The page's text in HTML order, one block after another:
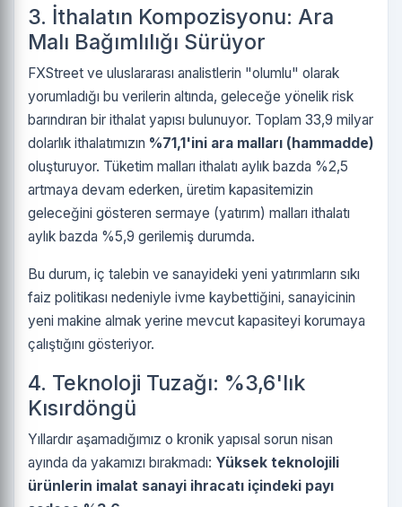
3. İthalatın Kompozisyonu: Ara
Malı Bağımlılığı Sürüyor
FXStreet ve uluslararası analistlerin "olumlu" olarak
yorumladığı bu verilerin altında, geleceğe yönelik risk
barındıran bir ithalat yapısı bulunuyor. Toplam 33,9 milyar
dolarlık ithalatımızın %71,1'ini ara malları (hammadde)
oluşturuyor. Tüketim malları ithalatı aylık bazda %2,5
artmaya devam ederken, üretim kapasitemizin
geleceğini gösteren sermaye (yatırım) malları ithalatı
aylık bazda %5,9 gerilemiş durumda.
Bu durum, iç talebin ve sanayideki yeni yatırımların sıkı
faiz politikası nedeniyle ivme kaybettiğini, sanayicinin
yeni makine almak yerine mevcut kapasiteyi korumaya
çalıştığını gösteriyor.
4. Teknoloji Tuzağı: %3,6'lık
Kısırdöngü
Yıllardır aşamadığımız o kronik yapısal sorun nisan
ayında da yakamızı bırakmadı: Yüksek teknolojili
ürünlerin imalat sanayi ihracatı içindeki payı